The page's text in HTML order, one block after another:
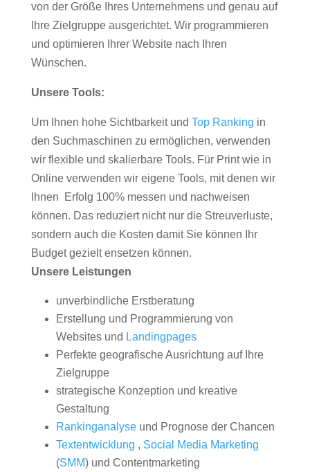
von der Größe Ihres Unternehmens und genau auf
Ihre Zielgruppe ausgerichtet. Wir programmieren
und optimieren Ihrer Website nach Ihren
Wünschen.
Unsere Tools:
Um Ihnen hohe Sichtbarkeit und Top Ranking in
den Suchmaschinen zu ermöglichen, verwenden
wir flexible und skalierbare Tools. Für Print wie in
Online verwenden wir eigene Tools, mit denen wir
Ihnen Erfolg 100% messen und nachweisen
können. Das reduziert nicht nur die Streuverluste,
sondern auch die Kosten damit Sie können Ihr
Budget gezielt ensetzen können.
Unsere Leistungen
unverbindliche Erstberatung
Erstellung und Programmierung von
Websites und Landingpages
Perfekte geografische Ausrichtung auf Ihre
Zielgruppe
strategische Konzeption und kreative
Gestaltung
Rankinganalyseund Prognose der Chancen
Textentwicklung , Social Media Marketing
(SMM) und Contentmarketing